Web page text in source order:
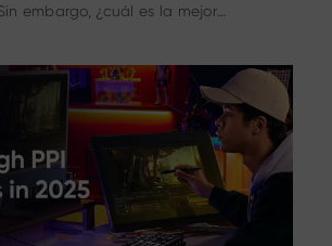
embargo, ¿cuál es la mejor
mayores, según sus necesidades